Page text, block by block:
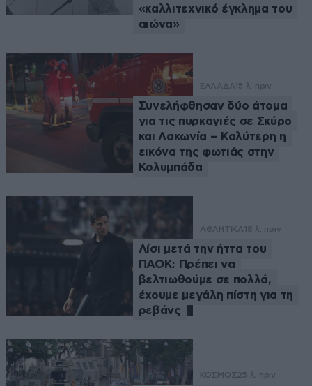
«καλλιτεχνικό έγκλημα του
αιώνα»
ΕΛΛΑΔΑ 15 λ. πριν
Συνελήφθησαν δύο άτομα
για τις πυρκαγιές σε Σκύρο
και Λακωνία – Καλύτερη η
εικόνα της φωτιάς στην
Κολυμπάδα
ΑΘΛΗΤΙΚΑ 18 λ. πριν
Λίσι μετά την ήττα του
ΠΑΟΚ: Πρέπει να
βελτιωθούμε σε πολλά,
έχουμε μεγάλη πίστη για τη
ρεβάνς
ΚΟΣΜΟΣ25 λ. πριν